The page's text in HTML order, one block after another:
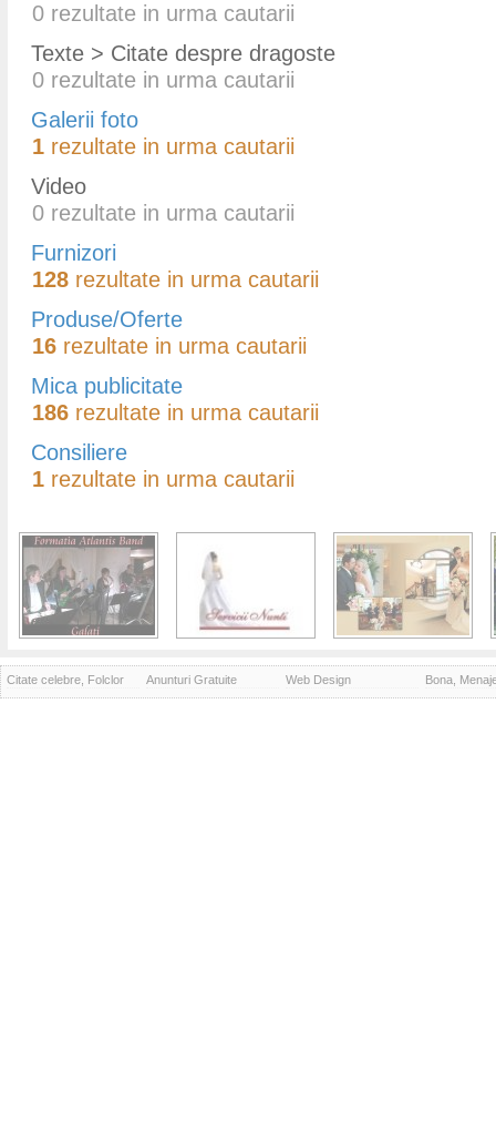
0 rezultate in urma cautarii
Texte > Citate despre dragoste
0 rezultate in urma cautarii
Galerii foto
1 rezultate in urma cautarii
Video
0 rezultate in urma cautarii
Furnizori
128 rezultate in urma cautarii
Produse/Oferte
16 rezultate in urma cautarii
Mica publicitate
186 rezultate in urma cautarii
Consiliere
1 rezultate in urma cautarii
Citate celebre, Folclor Anunturi Gratuite Web Design Bona,